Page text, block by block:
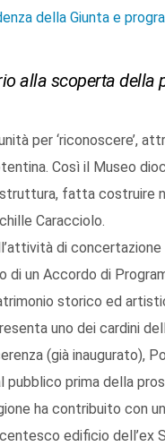
della Giunta e
alla scoperta
per ‘riconoscere’,
Così il Museo
struttura, fatta
Caracciolo.
di
di un Accordo di
storico ed
uno dei cardini
(già inaugurato),
pubblico prima della
ha contribuito con
edificio dell’ex